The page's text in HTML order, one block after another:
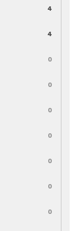
4
4
0
0
0
0
0
0
0